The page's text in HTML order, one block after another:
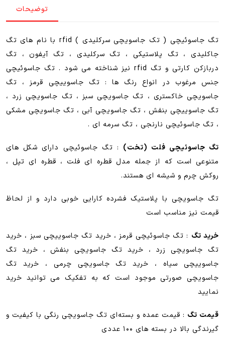
صورتی
بنفش
،
مشکی
،
سبز
)
rfid
عدد
توضیحات
تگ جاسوئیچی ( تک جاسویچی سرکلیدی ) rfid با نام های تگ
جاکلیدی ، تگ پلاستیکی ، تگ سرکلیدی ، تگ آیفون ، تگ
دربازکن کارتی و تگ rfid نیز شناخته می شود . تگ جاسوئیچی
جنس مرغوب در انواع رنگ ها : تگ جاسوییچی قرمز ، تگ
جاسویچی خاکستری ، تگ جاسویچی سبز ، تگ جاسویچی زرد ،
تگ جاسوییچی بنفش ، تگ جاسویچی آبی ، تگ جاسویچی مشکی
، تگ جاسوئیچی نارنجی ، تگ سرمه ای .
تگ جاسوئیچی فلت (تخت) : تگ جاسوئیچی دارای شکل های
متنوعی است که از جمله مدل قطره ای فلت ، قطره ای تپل ،
روکش چرم و شیشه ای هستند.
تگ جاسویچی با پلاستیک فشرده کارایی خوبی دارد و از لحاظ
قیمت نیز مناسب است
خرید تگ : تگ جاسوئیچی قرمز ، خرید تگ جاسوییچی سبز ، خرید
تگ جاسویچی زرد ، خرید تگ جاسویچی بنفش ، خرید تگ
جاسوییچی سیاه ، خرید تگ جاسویچی چرمی ، خرید تگ
جاسویچی صورتی موجود است که به تفکیک می توانید خرید
نمایید
قیمت تگ : قیمت عمده و بسته‌ای تگ جاسویچی رنگی با کیفیت و
گیرندگی بالا در بسته های ۱۰۰ عددی